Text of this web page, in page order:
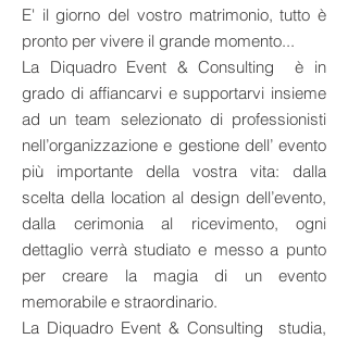
E' il giorno del vostro matrimonio, tutto è
pronto per vivere il grande momento...
La Diquadro Event & Consulting è in
grado di affiancarvi e supportarvi insieme
ad un team selezionato di professionisti
nell’organizzazione e gestione dell’ evento
più importante della vostra vita: dalla
scelta della location al design dell’evento,
dalla cerimonia al ricevimento, ogni
dettaglio verrà studiato e messo a punto
per creare la magia di un evento
memorabile e straordinario.
La Diquadro Event & Consulting studia,